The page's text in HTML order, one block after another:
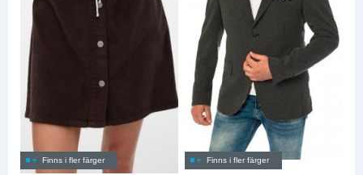
Finns i fler färger Finns i fler färger